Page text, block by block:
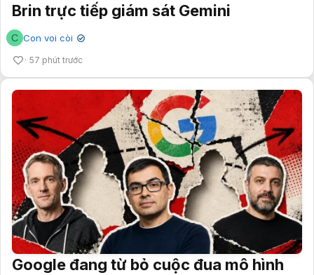
Brin trực tiếp giám sát Gemini
C Con voi còi ✔
57 phút trước
Google đang từ bỏ cuộc đua mô hình